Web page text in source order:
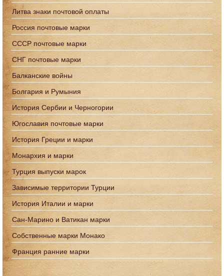
Литва знаки почтовой оплаты
Россия почтовые марки
СССР почтовые марки
СНГ почтовые марки
Балканские войны
Болгария и Румыния
История Сербии и Черногории
Югославия почтовые марки
История Греции и марки
Монархия и марки
Турция выпуски марок
Зависимые территории Турции
История Италии и марки
Сан-Марино и Ватикан марки
Собственные марки Монако
Франция ранние марки